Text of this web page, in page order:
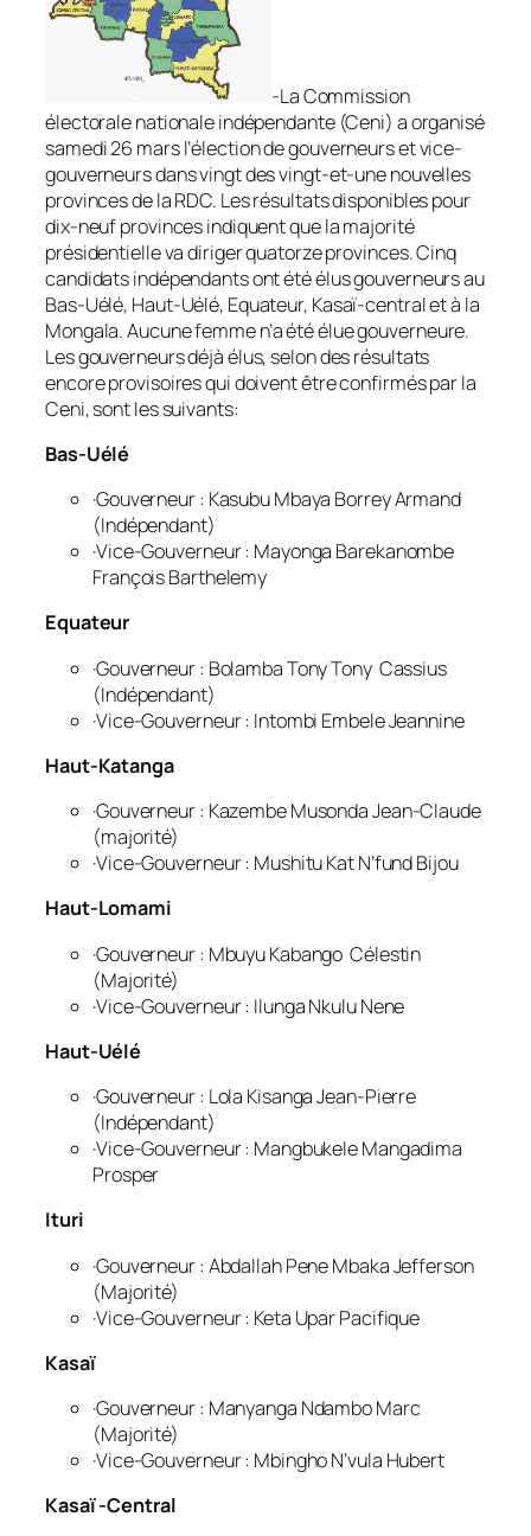
-La Commission
électorale nationale indépendante (Ceni) a organisé
samedi 26 mars l’élection de gouverneurs et vice-
gouverneurs dans vingt des vingt-et-une nouvelles
provinces de la RDC. Les résultats disponibles pour
dix-neuf provinces indiquent que la majorité
présidentielle va diriger quatorze provinces. Cinq
candidats indépendants ont été élus gouverneurs au
Bas-Uélé, Haut-Uélé, Equateur, Kasaï-central et à la
Mongala. Aucune femme n’a été élue gouverneure.
Les gouverneurs déjà élus, selon des résultats
encore provisoires qui doivent être confirmés par la
Ceni, sont les suivants:
Bas-Uélé
·Gouverneur : Kasubu Mbaya Borrey Armand
(Indépendant)
·Vice-Gouverneur : Mayonga Barekanombe
François Barthelemy
Equateur
·Gouverneur : Bolamba Tony Tony Cassius
(Indépendant)
·Vice-Gouverneur : Intombi Embele Jeannine
Haut-Katanga
·Gouverneur : Kazembe Musonda Jean-Claude
(majorité)
·Vice-Gouverneur : Mushitu Kat N’fund Bijou
Haut-Lomami
·Gouverneur : Mbuyu Kabango Célestin
(Majorité)
·Vice-Gouverneur : Ilunga Nkulu Nene
Haut-Uélé
·Gouverneur : Lola Kisanga Jean-Pierre
(Indépendant)
·Vice-Gouverneur : Mangbukele Mangadima
Prosper
Ituri
·Gouverneur : Abdallah Pene Mbaka Jefferson
(Majorité)
·Vice-Gouverneur : Keta Upar Pacifique
Kasaï
·Gouverneur : Manyanga Ndambo Marc
(Majorité)
·Vice-Gouverneur : Mbingho N’vula Hubert
Kasaï -Central